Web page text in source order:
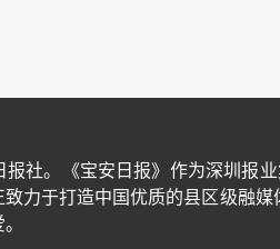
报社。《宝安日报》作为深圳报
力于打造中国优质的县区级融